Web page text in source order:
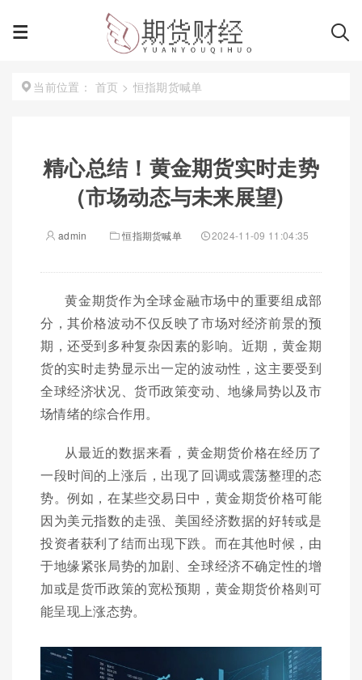
当前位置： 首页 > 恒指期货喊单
精心总结！黄金期货实时走势
(市场动态与未来展望)
admin 恒指期货喊单 2024-11-09 11:04:35
黄金期货作为全球金融市场中的重要组成部
分，其价格波动不仅反映了市场对经济前景的预
期，还受到多种复杂因素的影响。近期，黄金期
货的实时走势显示出一定的波动性，这主要受到
全球经济状况、货币政策变动、地缘局势以及市
场情绪的综合作用。
从最近的数据来看，黄金期货价格在经历了
一段时间的上涨后，出现了回调或震荡整理的态
势。例如，在某些交易日中，黄金期货价格可能
因为美元指数的走强、美国经济数据的好转或是
投资者获利了结而出现下跌。而在其他时候，由
于地缘紧张局势的加剧、全球经济不确定性的增
加或是货币政策的宽松预期，黄金期货价格则可
能呈现上涨态势。